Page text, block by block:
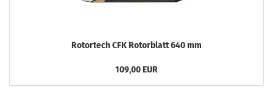
Rotortech CFK Rotorblatt 640 mm
109,00 EUR